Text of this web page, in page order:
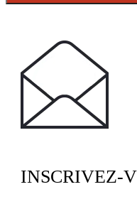
INSCRIVEZ-